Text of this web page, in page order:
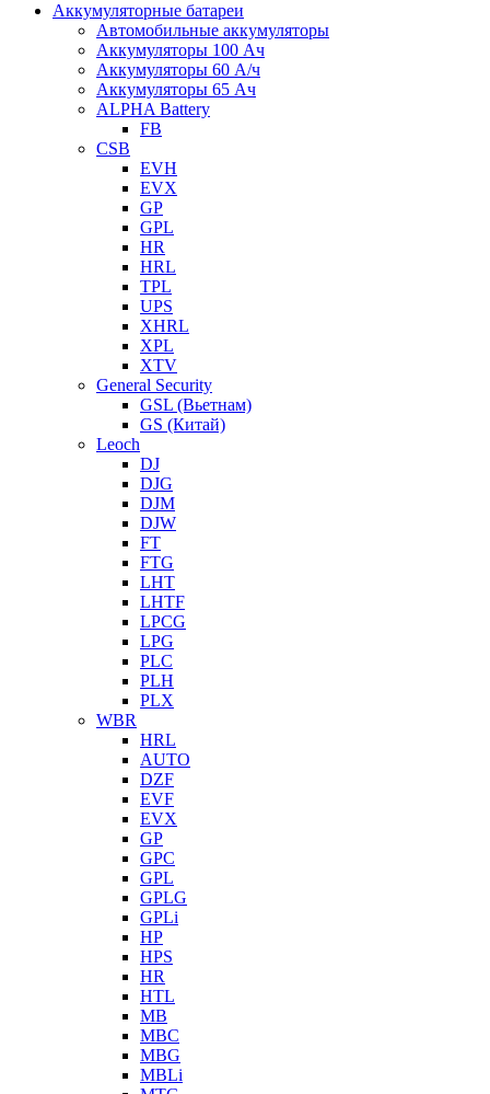
Аккумуляторные батареи
Автомобильные аккумуляторы
Аккумуляторы 100 Ач
Аккумуляторы 60 А/ч
Аккумуляторы 65 Ач
ALPHA Battery
FB
CSB
EVH
EVX
GP
GPL
HR
HRL
TPL
UPS
XHRL
XPL
XTV
General Security
GSL (Вьетнам)
GS (Китай)
Leoch
DJ
DJG
DJM
DJW
FT
FTG
LHT
LHTF
LPCG
LPG
PLC
PLH
PLX
WBR
HRL
AUTO
DZF
EVF
EVX
GP
GPC
GPL
GPLG
GPLi
HP
HPS
HR
HTL
MB
MBC
MBG
MBLi